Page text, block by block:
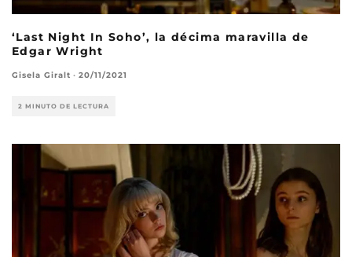
‘Last Night In Soho’, la décima maravilla de
Edgar Wright
Gisela Giralt · 20/11/2021
2 MINUTO DE LECTURA